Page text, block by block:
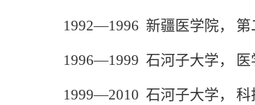
1992—1996 新疆医学院， 第
1996—1999 石河子大学， 医
1999—2010 石河子大学， 科